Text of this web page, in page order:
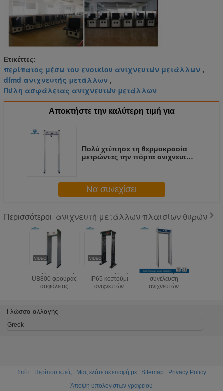
Ετικέττες:
περίπατος μέσω του ενοικίου ανιχνευτών μετάλλων ,
dfmd ανιχνευτής μετάλλων ,
Πύλη ασφάλειας ανιχνευτών μετάλλων
Αποκτήστε την καλύτερη τιμή για
Πολύ χτύπησε τη θερμοκρασία
μετρώντας την πόρτα ανιχνευτών
Να συνεχίσει
Περισσότεροι ανιχνευτή μετάλλων πλαισίων θυρών
UB800 φρουράς
ασφάλειας
πλαισίων πορτών
999 ευαισθησίας
Υλικό αδιάβροχο
IP65 κοστούμι
ανιχνευτών
Εύκολη
συνέλευση
ανιχνευτών
Γλώσσα αλλαγής
Greek
Σπίτι Περίπου εμείς Μας ελάτε σε επαφή με| Sitemap
Privacy Policy
Άποψη υπολογιστών γραφείου